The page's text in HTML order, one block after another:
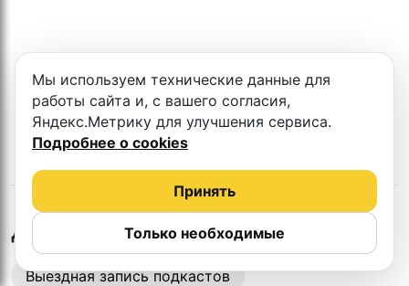
студии
Другие студии в Тюмени
Выездная запись подкастов
Мы используем технические данные для
работы сайта и, с вашего согласия,
Яндекс.Метрику для улучшения сервиса.
Подробнее о cookies
Только необходимые
Принять